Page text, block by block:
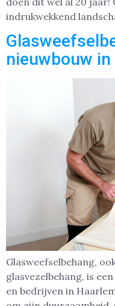
indrukwekkend
nieuwbouw in
Glasweefselbehang,
glasvezelbehang, is
en bedrijven in